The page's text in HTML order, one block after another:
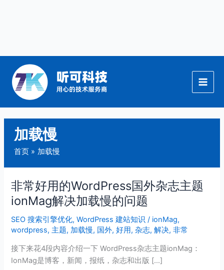
加载慢
首页 加载慢
非常好用的WordPress国外杂志主题
ionMag解决加载慢的问题
SEO 搜索引擎优化,WordPress 建站知识 / ionMag,
wordpress, 主题, 加载慢, 国外,好用,杂志,解决,非常
接下来花4段内容介绍一下 WordPress杂志主题ionMag：
IonMag是博客，新闻，报纸，杂志和出版 […]
非
常
好
用
的
WordPress
国